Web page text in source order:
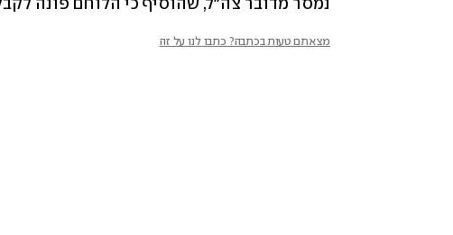
נמסר מדובר צה"ל, שהוסיף כי הלוחם פונה
מצאתם טעות בכתבה? כתבו לנו על זה